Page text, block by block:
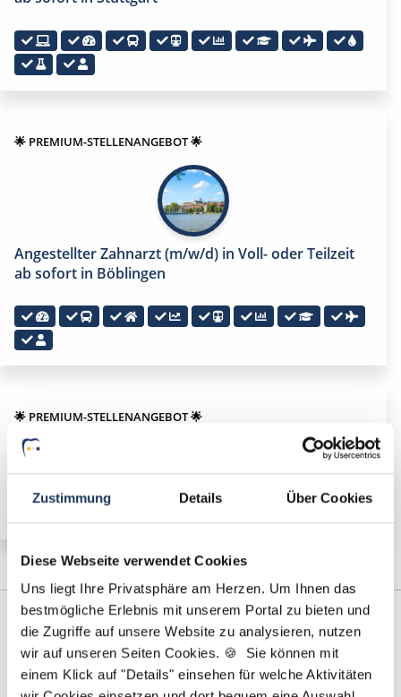
Zustimmung Details Über Cookies
Diese Webseite verwendet Cookies
Uns liegt Ihre Privatsphäre am Herzen. Um Ihnen das
bestmögliche Erlebnis mit unserem Portal zu bieten und
die Zugriffe auf unsere Website zu analysieren, nutzen
wir auf unseren Seiten Cookies. 🍪 Sie können mit
einem Klick auf "Details" einsehen für welche Aktivitäten
🌟 PREMIUM-STELLENANGEBOT 🌟
Angestellter Zahnarzt (m/w/d) in Voll- oder Teilzeit
ab sofort in Böblingen
🌟 PREMIUM-STELLENANGEBOT 🌟
Angestellter Zahnarzt (m/w/d) in Voll- oder Teilzeit
ab sofort in Sindelfingen